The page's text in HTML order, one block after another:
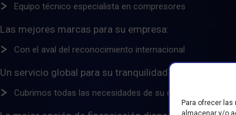
Para ofrecer
almacenar y/o
Equipo técnico especialista en compresores
Las mejores marcas para su empresa:
Con el aval del reconocimiento internacional
Un servicio global para su tranquilidad:
Cubrimos todas las necesidades de su empresa